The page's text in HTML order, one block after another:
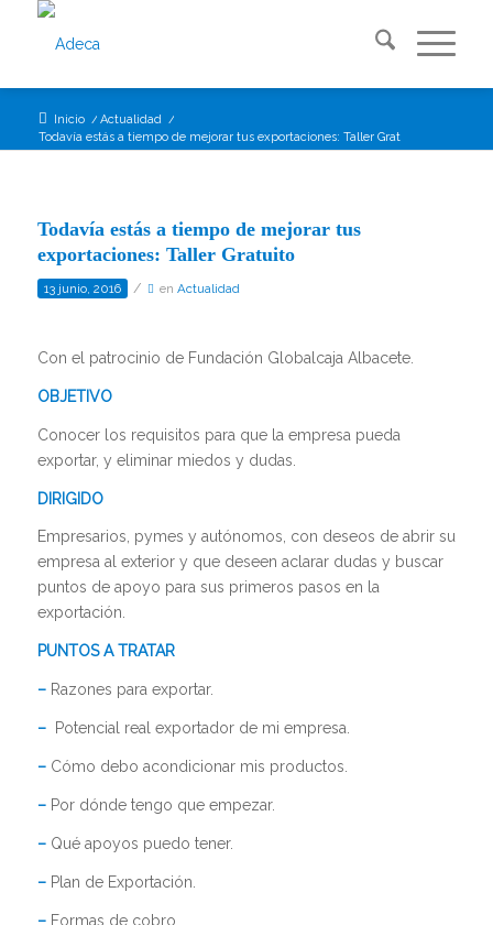
Inicio / Actualidad /
Todavía estás a tiempo de mejorar tus exportaciones: Taller Gratuito
Todavía estás a tiempo de mejorar tus
exportaciones: Taller Gratuito
13 junio, 2016 / en Actualidad
Con el patrocinio de Fundación Globalcaja Albacete.
OBJETIVO
Conocer los requisitos para que la empresa pueda
exportar, y eliminar miedos y dudas.
DIRIGIDO
Empresarios, pymes y autónomos, con deseos de abrir su
empresa al exterior y que deseen aclarar dudas y buscar
puntos de apoyo para sus primeros pasos en la
exportación.
PUNTOS A TRATAR
–Razones para exportar.
–Potencial real exportador de mi empresa.
–Cómo debo acondicionar mis productos.
–Por dónde tengo que empezar.
–Qué apoyos puedo tener.
– Plan de Exportación.
– Formas de cobro